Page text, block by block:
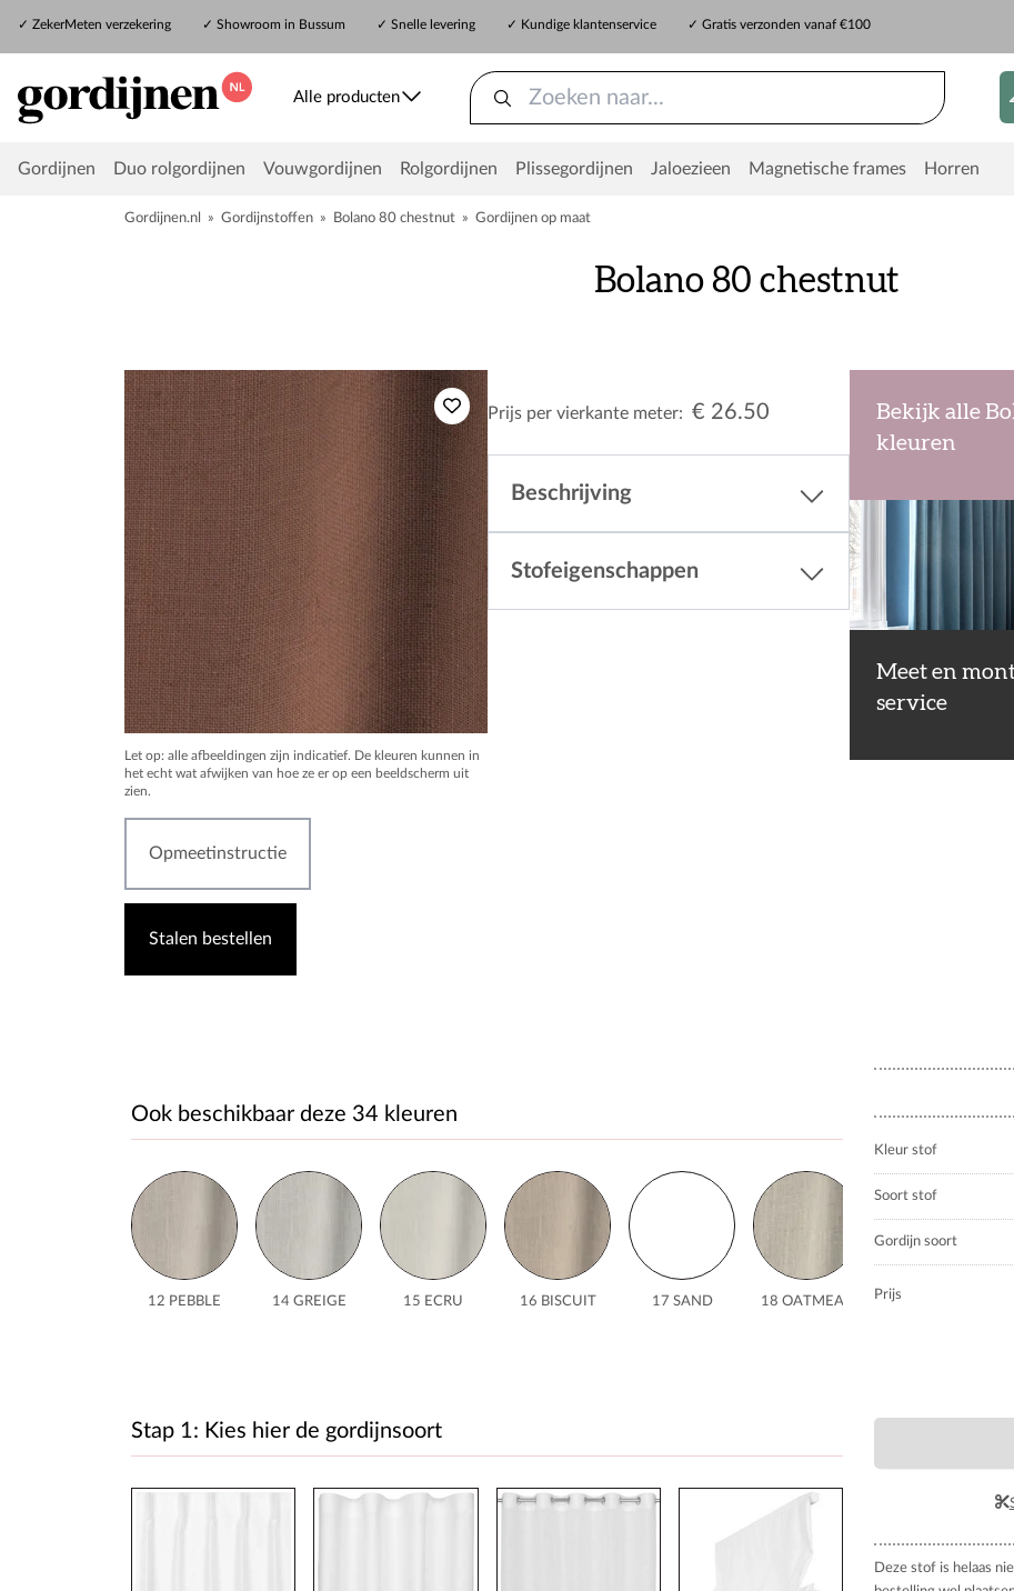
✓ ZekerMeten verzekering ✓ Showroom in Bussum ✓ Snelle levering ✓ Kundige klantenservice ✓ Gratis verzonden vanaf €100
Alle producten
Gordijnen Duo rolgordijnen Vouwgordijnen Rolgordijnen Plissegordijnen Jaloezieen Magnetische frames Horren
Gordijnen.nl » Gordijnstoffen » Bolano 80 chestnut » Gordijnen op maat
Bolano 80 chestnut
Let op: alle afbeeldingen zijn indicatief. De kleuren kunnen in
het echt wat afwijken van hoe ze er op een beeldscherm uit
zien.
Opmeetinstructie
Stalen bestellen
Prijs per vierkante meter: € 26.50
Beschrijving
Stofeigenschappen
Bekijk alle
kleuren
Meet en
service
Ook beschikbaar deze 34 kleuren
12 PEBBLE 14 GREIGE 15 ECRU 16 BISCUIT 17 SAND 18 OATMEAL
Stap 1: Kies hier de gordijnsoort
Kleur stof
Soort stof
Gordijn soort
Prijs
Deze stof is helaas